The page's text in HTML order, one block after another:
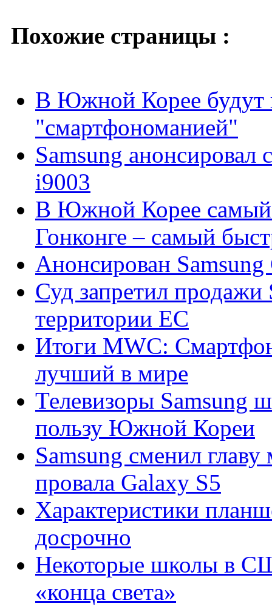
Похожие страницы :
В Южной Корее будут
"смартфономанией"
Samsung
i9003
В Южной Корее самый
Гонконге – самый
Анонсирован
Суд запретил продажи
территории ЕС
Итоги MWC:
лучший в мире
Телевизоры Samsung
пользу Южной Кореи
Samsung сменил
провала Galaxy S5
Характеристики
досрочно
Некоторые школы в
«конца света»